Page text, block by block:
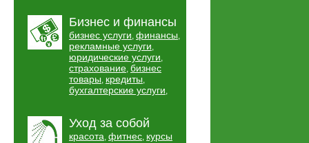
Бизнес и финансы
бизнес услуги, финансы,
рекламные услуги,
юридические услуги,
страхование, бизнес
товары, кредиты,
бухгалтерские услуги,
Уход за собой
красота, фитнес, курсы